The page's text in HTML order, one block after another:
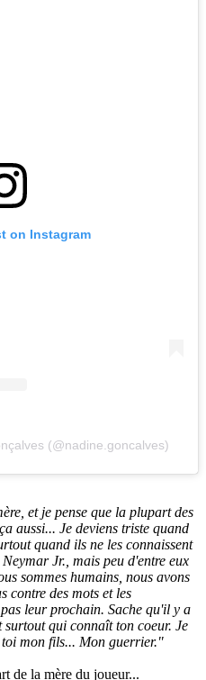
on Instagram
(@nadine.goncalves)
et je pense que la plupart des
aussi... Je deviens triste quand
quand ils ne les connaissent
Jr., mais peu d'entre eux
sommes humains, nous avons
contre des mots et les
leur prochain. Sache qu'il y a
qui connaît ton coeur. Je
mon fils... Mon guerrier."
de la mère du joueur...